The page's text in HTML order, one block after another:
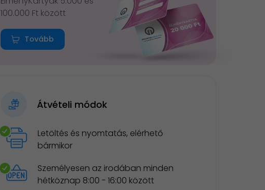
100.000 Ft között
Tovább
Átvételi módok
Letöltés és nyomtatás, elérhető
bármikor
Személyesen az irodában minden
hétköznap 8:00 - 16:00 között